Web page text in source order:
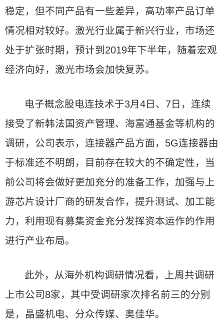
稳定，但不同产品有一些差异，高功率产品订单
情况相对较好。激光行业属于新兴行业，市场还
处于扩张时期，预计到2019年下半年，随着宏观
经济向好，激光市场会加快复苏。
电子概念股电连技术于3月4日、7日，连续
接受了新韩法国资产管理、海富通基金等机构的
调研，公司表示，连接器产品方面，5G连接器由
于标准还不明朗，目前存在较大的不确定性，当
前公司将会做好更加充分的准备工作，加强与上
游芯片设计厂商的研发合作，提升测试、加工能
力，利用现有募集资金充分发挥资本运作的作用
进行产业布局。
此外，从海外机构调研情况看，上周共调研
上市公司8家，其中受调研家次排名前三的分别
是，晶盛机电、分众传媒、奥佳华。